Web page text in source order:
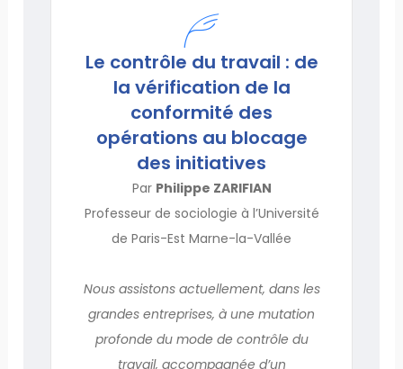
Le contrôle du travail : de
la vérification de la
conformité des
opérations au blocage
des initiatives
Par Philippe ZARIFIAN
Professeur de sociologie à l’Université
de Paris-Est Marne-la-Vallée
Nous assistons actuellement, dans les
grandes entreprises, à une mutation
profonde du mode de contrôle du
travail, accompagnée d’un